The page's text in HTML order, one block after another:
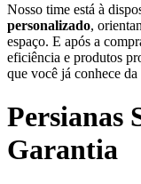
Nosso time está à
personalizado,
espaço. E após a
eficiência e produtos
que você já conhece da
Persianas
Garantia